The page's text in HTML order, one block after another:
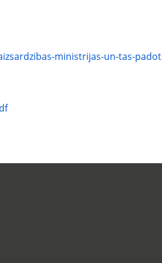
ministrijas-un-tas-